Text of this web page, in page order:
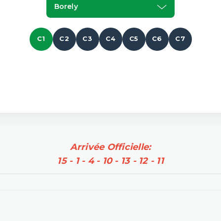
Borely
C1 C2 C3 C4 C5 C6 C7
Arrivée Officielle:
15 - 1 - 4 - 10 - 13 - 12 - 11